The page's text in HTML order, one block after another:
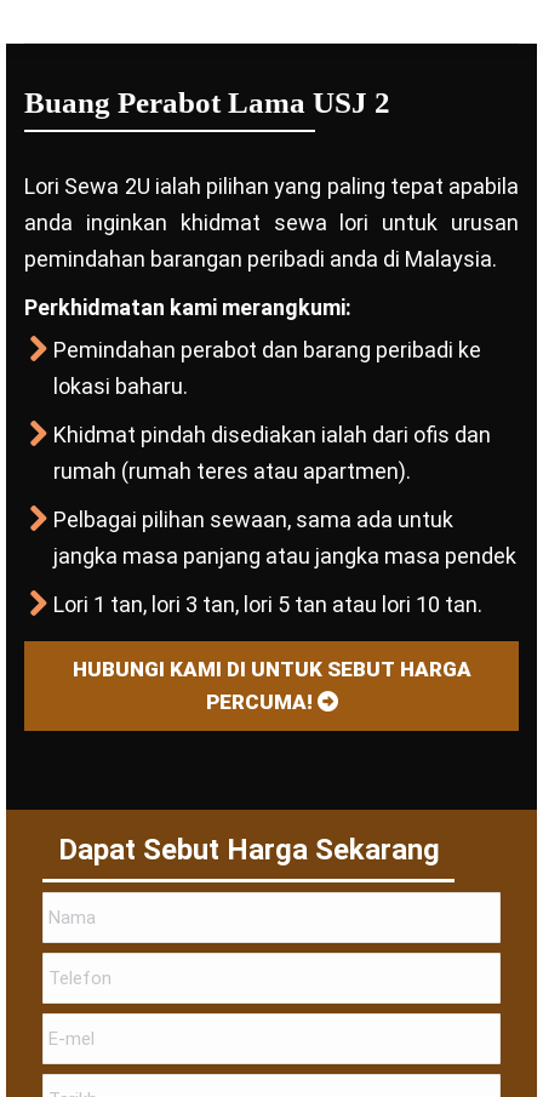
Buang Perabot Lama USJ 2
Lori Sewa 2U ialah pilihan yang paling tepat apabila
anda inginkan khidmat sewa lori untuk urusan
pemindahan barangan peribadi anda di Malaysia.
Perkhidmatan kami merangkumi:
Pemindahan perabot dan barang peribadi ke
lokasi baharu.
Khidmat pindah disediakan ialah dari ofis dan
rumah (rumah teres atau apartmen).
Pelbagai pilihan sewaan, sama ada untuk
jangka masa panjang atau jangka masa pendek
Lori 1 tan, lori 3 tan, lori 5 tan atau lori 10 tan.
HUBUNGI KAMI DI UNTUK SEBUT HARGA
PERCUMA!
Dapat Sebut Harga Sekarang